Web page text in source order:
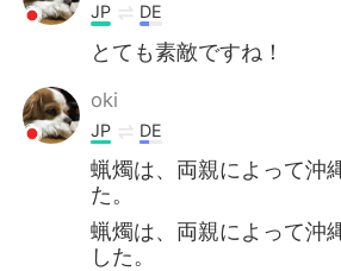
JP DE
とても素敵ですね！
oki
JP DE
蝋燭は、両親によって沖
た。
蝋燭は、両親によって沖
した。